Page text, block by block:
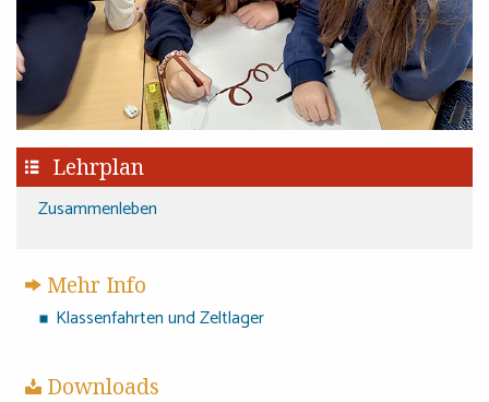
Lehrplan
Zusammenleben
Mehr Info
Klassenfahrten und Zeltlager
Downloads